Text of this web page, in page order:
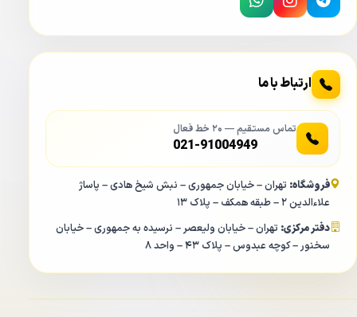
ارتباط با ما
تماس مستقیم — ۲۰ خط فعال
021-91004949
فروشگاه: تهران – خیابان جمهوری – نبش شیخ هادی – پاساژ
علاءالدین ۲ – طبقه همکف – پلاک ۱۳
دفتر مرکزی: تهران – خیابان ولیعصر – نرسیده به جمهوری – خیابان
سخنور – کوچه عبدوس – پلاک ۴۳ – واحد ۸